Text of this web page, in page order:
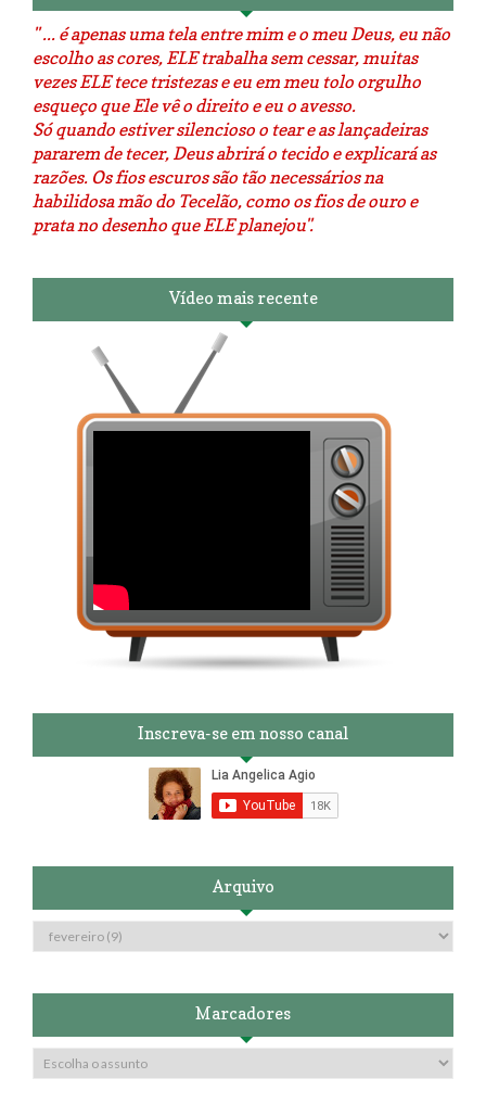
" ... é apenas uma tela entre mim e o meu Deus, eu não
escolho as cores, ELE trabalha sem cessar, muitas
vezes ELE tece tristezas e eu em meu tolo orgulho
esqueço que Ele vê o direito e eu o avesso.
Só quando estiver silencioso o tear e as lançadeiras
pararem de tecer, Deus abrirá o tecido e explicará as
razões. Os fios escuros são tão necessários na
habilidosa mão do Tecelão, como os fios de ouro e
prata no desenho que ELE planejou".
Vídeo mais recente
Inscreva-se em nosso canal
Arquivo
Marcadores